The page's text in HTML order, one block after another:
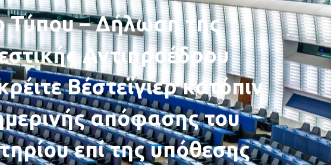
Τύπου – Δήλωση της
Αντιπροέδρου
Βέστεϊγιερ κατόπιν
απόφασης του
επί της υπόθεσης